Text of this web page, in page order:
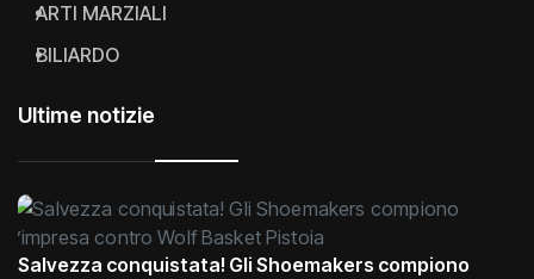
ARTI MARZIALI
BILIARDO
Ultime notizie
Salvezza conquistata! Gli Shoemakers compiono